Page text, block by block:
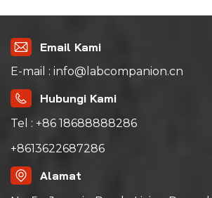
Email Kami
E-mail : info@labcompanion.cn
Hubungi Kami
Tel : +86 18688888286
+8613622687286
Alamat